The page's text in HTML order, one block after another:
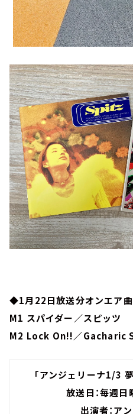
◆1月22日放送分オンエア曲
M1 スパイダー／スピッツ
M2 Lock On!!／Gacharic
「アンジェリーナ1/3
放送日：毎週
出演者：ア